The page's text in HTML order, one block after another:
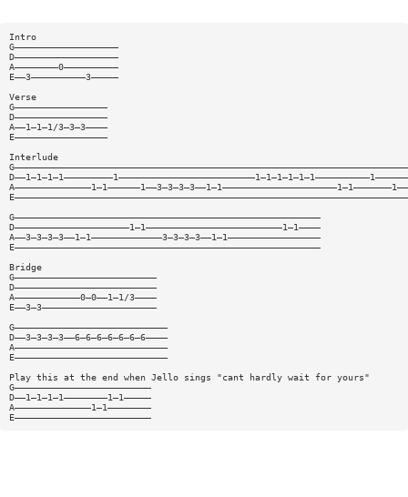
Intro
G———————————————————
D———————————————————
A————————0——————————
E——3——————————3—————
Verse
G—————————————————
D—————————————————
A——1—1—1/3—3—3————
E—————————————————
Interlude
G————————————————————————————————————————————————————————
D—————————————————————1—1—————————————————————————1—1————
A——3—3—3—3——1—1—————————————3—3—3—3——1—1—————————————————
E————————————————————————————————————————————————————————
Bridge
G——————————————————————————
D——————————————————————————
A————————————0—0——1—1/3————
E——3—3—————————————————————
G————————————————————————————
D——3—3—3—3——6—6—6—6—6—6—6————
A————————————————————————————
E————————————————————————————
Play this at the end when Jello sings "cant hardly wait for yours"
G—————————————————————————
D——1—1—1—1————————1—1—————
A——————————————1—1————————
E—————————————————————————